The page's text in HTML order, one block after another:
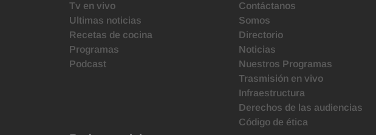
Tv en vivo
Ultimas noticias
Recetas de cocina
Programas
Podcast
Contáctanos
Somos
Directorio
Noticias
Nuestros Programas
Trasmisión en vivo
Infraestructura
Derechos de las audiencias
Código de ética